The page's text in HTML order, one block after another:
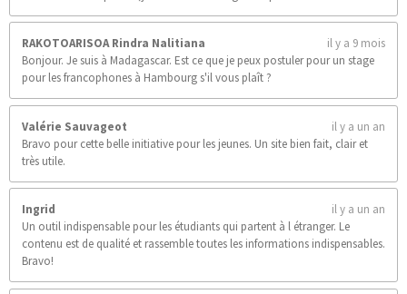
l
RAKOTOARISOA Rindra Nalitiana
il y a 9 mois
Bonjour. Je suis à Madagascar. Est ce que je peux postuler pour un stage
pour les francophones à Hambourg s'il vous plaît ?
Valérie Sauvageot
il y a un an
Bravo pour cette belle initiative pour les jeunes. Un site bien fait, clair et
très utile.
Ingrid
il y a un an
Un outil indispensable pour les étudiants qui partent à l étranger. Le
contenu est de qualité et rassemble toutes les informations indispensables.
Bravo!